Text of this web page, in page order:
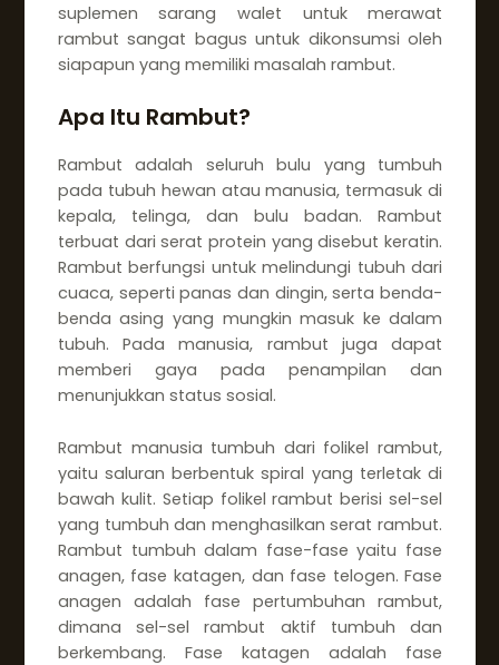
suplemen sarang walet untuk merawat
rambut sangat bagus untuk dikonsumsi oleh
siapapun yang memiliki masalah rambut.
Apa Itu Rambut?
Rambut adalah seluruh bulu yang tumbuh
pada tubuh hewan atau manusia, termasuk di
kepala, telinga, dan bulu badan. Rambut
terbuat dari serat protein yang disebut keratin.
Rambut berfungsi untuk melindungi tubuh dari
cuaca, seperti panas dan dingin, serta benda-
benda asing yang mungkin masuk ke dalam
tubuh. Pada manusia, rambut juga dapat
memberi gaya pada penampilan dan
menunjukkan status sosial.
Rambut manusia tumbuh dari folikel rambut,
yaitu saluran berbentuk spiral yang terletak di
bawah kulit. Setiap folikel rambut berisi sel-sel
yang tumbuh dan menghasilkan serat rambut.
Rambut tumbuh dalam fase-fase yaitu fase
anagen, fase katagen, dan fase telogen. Fase
anagen adalah fase pertumbuhan rambut,
dimana sel-sel rambut aktif tumbuh dan
berkembang. Fase katagen adalah fase